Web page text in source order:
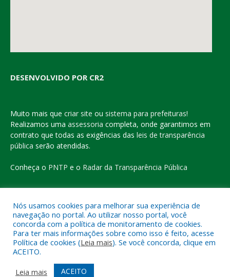
DESENVOLVIDO POR CR2
Muito mais que criar site ou sistema para prefeituras!
Realizamos uma assessoria completa, onde garantimos em
contrato que todas as exigências das leis de transparência
pública serão atendidas.
Conheça o PNTP e o Radar da Transparência Pública
Todos os direitos reservados a Prefeitura Municipal de Eldorado
do Carajás
Mapa do Site
Acessar o Webmail
Nós usamos cookies para melhorar sua experiência de
navegação no portal. Ao utilizar nosso portal, você
concorda com a política de monitoramento de cookies.
Para ter mais informações sobre como isso é feito, acesse
Política de cookies (Leia mais). Se você concorda, clique em
ACEITO.
Leia mais
ACEITO